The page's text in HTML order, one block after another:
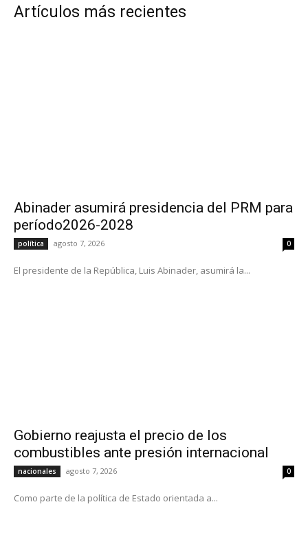
Artículos más recientes
Abinader asumirá presidencia del PRM para
período2026-2028
política agosto 7, 2026 0
El presidente de la República, Luis Abinader, asumirá la...
Gobierno reajusta el precio de los
combustibles ante presión internacional
nacionales agosto 7, 2026 0
Como parte de la política de Estado orientada a...